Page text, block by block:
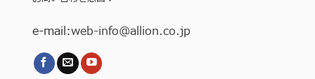
e-mail:web-info@allion.co.jp